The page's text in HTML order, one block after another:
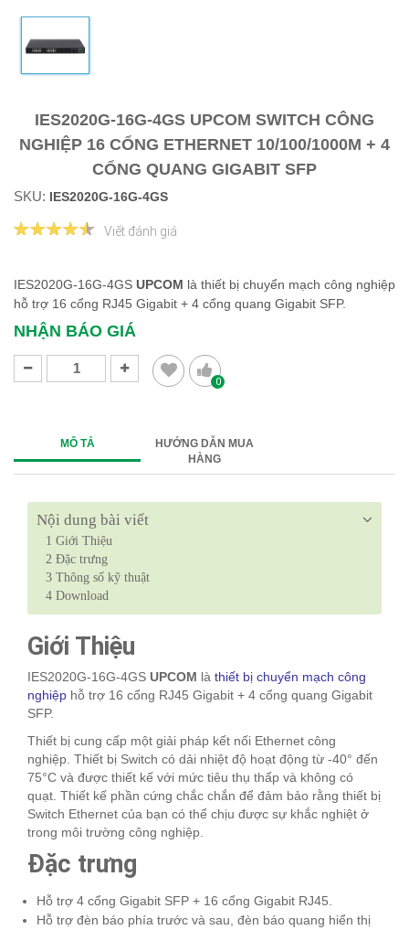
IES2020G-16G-4GS UPCOM SWITCH CÔNG
NGHIỆP 16 CỔNG ETHERNET 10/100/1000M + 4
CỔNG QUANG GIGABIT SFP
SKU: IES2020G-16G-4GS
Viết đánh giá
IES2020G-16G-4GS ​​​​​​​UPCOM là thiết bị chuyển mạch công nghiệp
hỗ trợ 16 cổng RJ45 Gigabit + 4 cổng quang Gigabit SFP.
NHẬN BÁO GIÁ
0
MÔ TẢ
HƯỚNG DẪN MUA
HÀNG
Nội dung bài viết
1 Giới Thiệu
2 Đặc trưng
3 Thông số kỹ thuật
4 Download
Giới Thiệu
IES2020G-16G-4GS UPCOM là thiết bị chuyển mạch công
nghiệp hỗ trợ 16 cổng RJ45 Gigabit + 4 cổng quang Gigabit
SFP.
Thiết bị cung cấp một giải pháp kết nối Ethernet công
nghiệp. Thiết bị Switch có dải nhiệt độ hoạt động từ -40° đến
75°C và được thiết kế với mức tiêu thụ thấp và không có
quạt. Thiết kế phần cứng chắc chắn để đảm bảo rằng thiết bị
Switch Ethernet của bạn có thể chịu được sự khắc nghiệt ở
trong môi trường công nghiệp.
Đặc trưng
Hỗ trợ 4 cổng Gigabit SFP + 16 cổng Gigabit RJ45.
Hỗ trợ đèn báo phía trước và sau, đèn báo quang hiển thị